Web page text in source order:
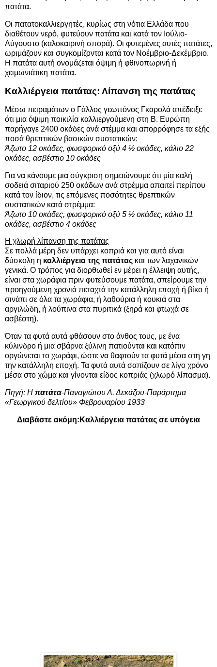
πατάτα.
Οι πατατοκαλλιεργητές, κυρίως στη νότια Ελλάδα που
διαθέτουν νερό, φυτεύουν πατάτα και κατά τον Ιούλιο-
Αύγουστο (καλοκαιρινή σπορά). Οι φυτεμένες αυτές πατάτες,
ωριμάζουν και συγκομίζονται κατά τον Νοέμβριο-Δεκέμβριο.
Η πατάτα αυτή ονομάζεται όψιμη ή φθινοπωρινή ή
χειμωνιάτικη πατάτα.
Καλλιέργεια πατάτας: Λίπανση της πατάτας
Μέσω πειραμάτων ο Γάλλος γεωπόνος Γκαρολά απέδειξε
ότι μια όψιμη ποικιλία καλλιεργούμενη στη Β. Ευρώπη
παρήγαγε 2400 οκάδες ανά στέμμα και απορρόφησε τα εξής
ποσά θρεπτικών βασικών συστατικών:
Άζωτο 12 οκάδες, φωσφορικό οξύ 4 ½ οκάδες, κάλιο 22
οκάδες, ασβέστιο 10 οκάδες
Για να κάνουμε μια σύγκριση σημειώνουμε ότι μία καλή
σοδειά σιταριού 250 οκάδων ανά στρέμμα απαιτεί περίπου
κατά τον ίδιον, τις επόμενες ποσότητες θρεπτικών
συστατικών κατά στρέμμα:
Άζωτο 10 οκάδες, φωσφορικό οξύ 5 ½ οκάδες, κάλιο 11
οκάδες, ασβέστιο 4 οκάδες
Η χλωρή λίπανση της πατάτας
Σε πολλά μέρη δεν υπάρχει κοπριά και για αυτό είναι
δύσκολη η καλλιέργεια της πατάτας και των λαχανικών
γενικά. Ο τρόπος για διορθωθεί εν μέρει η έλλειψη αυτής,
είναι στα χωράφια πριν φυτεύσουμε πατάτα, σπείρουμε την
προηγούμενη χρονιά πεταχτά την κατάλληλη εποχή ή βίκο ή
σινάπι σε όλα τα χωράφια, ή λαθούρια ή κουκιά στα
αργιλώδη, ή λούπινα στα πυριτικά (ξηρά και φτωχά σε
ασβέστη).
Όταν τα φυτά αυτά φθάσουν στο άνθος τους, με ένα
κύλινδρο ή μια σβάρνα ξύλινη πατιούνται και κατόπιν
οργώνεται το χωράφι, ώστε να θαφτούν τα φυτά μέσα στη γη
την κατάλληλη εποχή. Τα φυτά αυτά σαπίζουν σε λίγο χρόνο
μέσα στο χώμα και γίνονται είδος κοπριάς (χλωρό λίπασμα).
Πηγή: Η πατάτα-Παναγιώτου Α. Δεκάζου-Παράρτημα
«Γεωργικού δελτίου» Φεβρουαρίου 1933
Διαβάστε ακόμη: Καλλιέργεια πατάτας σε υπόγεια